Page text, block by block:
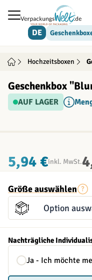
Direkt zum Inhalt
DE
Hochzeitsboxen
Geschenkbox
AUF LAGER
5,94 €inkl. MwSt.
Größe auswählen
Nachträgliche
Ja - Ich möchte